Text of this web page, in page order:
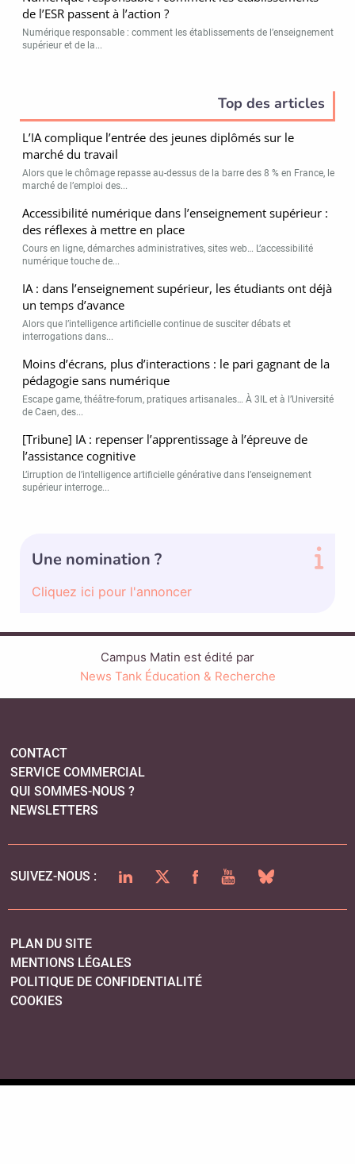
de l’ESR passent à l’action ?
Numérique responsable : comment les établissements de l’enseignement
supérieur et de la...
Top des articles
L’IA complique l’entrée des jeunes diplômés sur le
marché du travail
Alors que le chômage repasse au-dessus de la barre des 8 % en France, le
marché de l’emploi des...
Accessibilité numérique dans l’enseignement supérieur :
des réflexes à mettre en place
Cours en ligne, démarches administratives, sites web… L’accessibilité
numérique touche de...
IA : dans l’enseignement supérieur, les étudiants ont déjà
un temps d’avance
Alors que l’intelligence artificielle continue de susciter débats et
interrogations dans...
Moins d’écrans, plus d’interactions : le pari gagnant de la
pédagogie sans numérique
Escape game, théâtre-forum, pratiques artisanales… À 3IL et à l’Université
de Caen, des...
[Tribune] IA : repenser l’apprentissage à l’épreuve de
l’assistance cognitive
L’irruption de l’intelligence artificielle générative dans l’enseignement
supérieur interroge...
Une nomination ?
Cliquez ici pour l'annoncer
Campus Matin est édité par
News Tank Éducation & Recherche
CONTACT
SERVICE COMMERCIAL
QUI SOMMES-NOUS ?
NEWSLETTERS
SUIVEZ-NOUS : LINKEDINTWITTERFACEBOOKYOUTUBEBLUESKY
PLAN DU SITE
MENTIONS LÉGALES
POLITIQUE DE CONFIDENTIALITÉ
COOKIES